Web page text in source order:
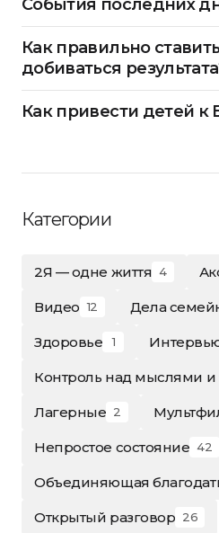
События последних
Как правильно
добиваться
Как привести детей к
Категории
2Я — одне життя 4
Видео 12 Дела
Здоровье 1
Контроль над мыслями
Лагерные 2
Непростое состояние 42
Объединяющая
Открытый разговор 26